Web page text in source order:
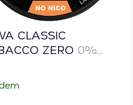
CLASSIC
ZERO 0%